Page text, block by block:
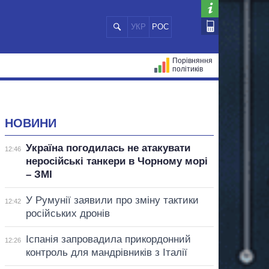
УКР РОС
Порівняння
політиків
НОВИНИ
12:46
Україна погодилась не атакувати
неросійські танкери в Чорному морі
– ЗМІ
12:42
У Румунії заявили про зміну тактики
російських дронів
12:26
Іспанія запровадила прикордонний
контроль для мандрівників з Італії